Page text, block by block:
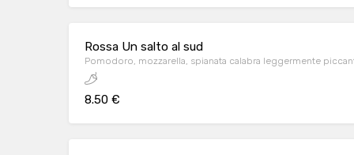
Rossa Un salto al sud
Pomodoro, mozzarella, spianata calabra leggermente
8.50 €